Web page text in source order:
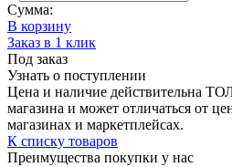
Сумма:
В корзину
Заказ в 1 клик
Под заказ
Узнать о поступлении
Цена и наличие действительна
магазина и может отличаться от
магазинах и маркетплейсах.
К списку товаров
Преимущества покупки у нас